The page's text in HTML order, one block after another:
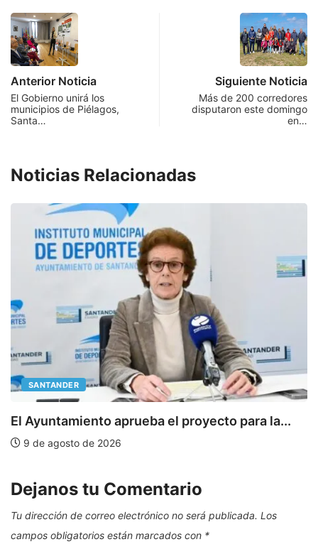
Anterior Noticia
El Gobierno unirá los
municipios de Piélagos,
Santa…
Siguiente Noticia
Más de 200 corredores
disputaron este domingo
en…
Noticias Relacionadas
SANTANDER
El Ayuntamiento aprueba el proyecto para la...
9 de agosto de 2026
Dejanos tu Comentario
Tu dirección de correo electrónico no será publicada. Los
campos obligatorios están marcados con *